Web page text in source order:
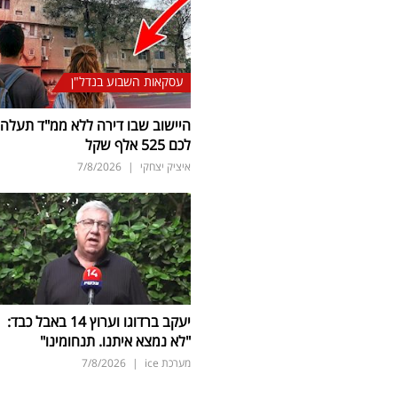
עסקאות השבוע בנדל"ן
היישוב שבו דירה ללא ממ"ד תעלה
לכם 525 אלף שקל
איציק יצחקי |
7/8/2026
יעקב ברדוגו וערוץ 14 באבל כבד:
"לא נמצא איתנו. תנחומינו"
מערכת ice |
7/8/2026